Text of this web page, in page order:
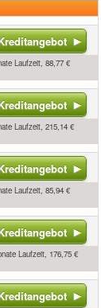
Laufzeit, 88,77 €
Laufzeit, 215,14 €
Laufzeit, 85,94 €
Laufzeit, 176,75 €